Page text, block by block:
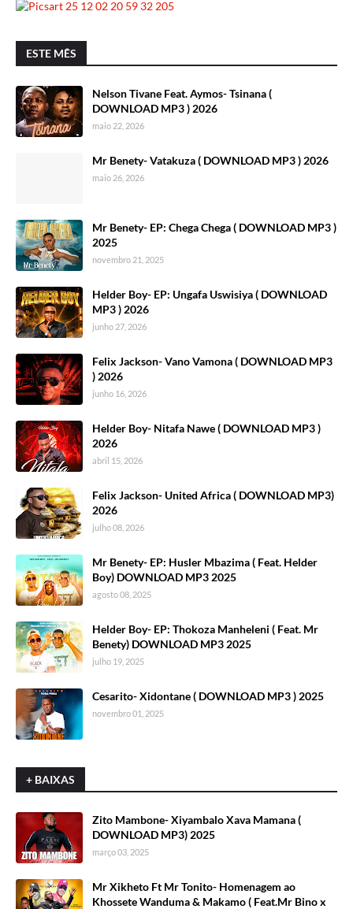
ESTE MÊS
Nelson Tivane Feat. Aymos- Tsinana (
DOWNLOAD MP3 ) 2026
maio 22, 2026
Mr Benety- Vatakuza ( DOWNLOAD MP3 ) 2026
maio 26, 2026
Mr Benety- EP: Chega Chega ( DOWNLOAD MP3 )
2025
novembro 21, 2025
Helder Boy- EP: Ungafa Uswisiya ( DOWNLOAD
MP3 ) 2026
junho 27, 2026
Felix Jackson- Vano Vamona ( DOWNLOAD MP3
) 2026
junho 16, 2026
Helder Boy- Nitafa Nawe ( DOWNLOAD MP3 )
2026
abril 15, 2026
Felix Jackson- United Africa ( DOWNLOAD MP3)
2026
julho 08, 2026
Mr Benety- EP: Husler Mbazima ( Feat. Helder
Boy) DOWNLOAD MP3 2025
agosto 08, 2025
Helder Boy- EP: Thokoza Manheleni ( Feat. Mr
Benety) DOWNLOAD MP3 2025
julho 19, 2025
Cesarito- Xidontane ( DOWNLOAD MP3 ) 2025
novembro 01, 2025
+ BAIXAS
Zito Mambone- Xiyambalo Xava Mamana (
DOWNLOAD MP3) 2025
março 03, 2025
Mr Xikheto Ft Mr Tonito- Homenagem ao
Khossete Wanduma & Makamo ( Feat.Mr Bino x